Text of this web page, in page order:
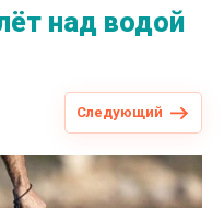
над водой
Следующий